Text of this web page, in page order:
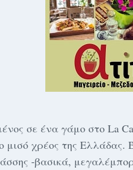
σε ένα γάμο στο La
μισό χρέος της
-βασικά,